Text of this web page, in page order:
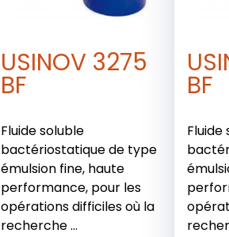
USINOV 3275
BF
Fluide soluble
bactériostatique de type
émulsion fine, haute
performance, pour les
opérations difficiles où la
recherche ...
BF
Fluide